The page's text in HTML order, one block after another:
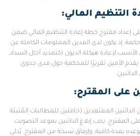
:
إعداد مقترح خطة إعادة التنظيم المالي ضمن
إذ يكون لدى المدين المعلومات الكاملة عن
لإعادة هيكلة الديون (كتمديد آجال السداد
الأمين تقريرًا للمحكمة حول مدى جدوى
:
الدائنين المعتمدين (حاملين للمطالبات المُثبتة
المقترح. يجب إبلاغ الدائنين بموعد التصويت
بمدة كافية، وإرفاق نسخة من المقترح. يُدلي